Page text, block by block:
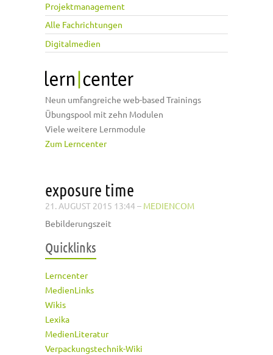
Projektmanagement
Alle Fachrichtungen
Digitalmedien
Neun umfangreiche web-based Trainings
Übungspool mit zehn Modulen
Viele weitere Lernmodule
Zum Lerncenter
exposure time
21. AUGUST 2015 13:44 – MEDIENCOM
Bebilderungszeit
Quicklinks
Lerncenter
MedienLinks
Wikis
Lexika
MedienLiteratur
Verpackungstechnik-Wiki